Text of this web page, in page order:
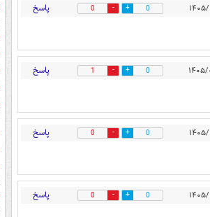
0
0 پاسخ
0
1 پاسخ
0
0 پاسخ
0
0 پاسخ